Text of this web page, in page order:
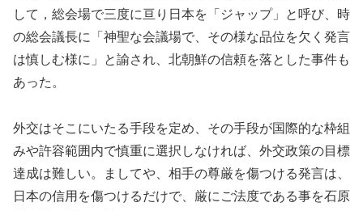
して，総会場で三度に亘り日本を「ジャップ」と呼び、時
の総会議長に「神聖な会議場で、その様な品位を欠く発言
は慎しむ様に」と諭され、北朝鮮の信頼を落とした事件も
あった。
外交はそこにいたる手段を定め、その手段が国際的な枠組
みや許容範囲内で慎重に選択しなければ、外交政策の目標
達成は難しい。ましてや、相手の尊厳を傷つける発言は、
日本の信用を傷つけるだけで、厳にご法度である事を石原